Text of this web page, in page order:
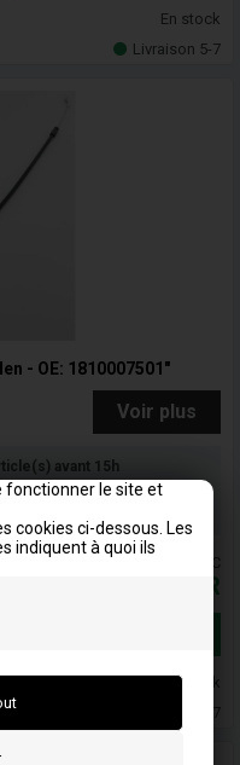
fonctionner le site et
cookies ci-dessous. Les
indiquent à quoi ils
En stock
Livraison 5-7
- OE: 1810007501"
Voir plus
avant 15h
envoyer
le mandag
prix comprennent la TVA = TTC
EUR
En stock
Livraison 5-7